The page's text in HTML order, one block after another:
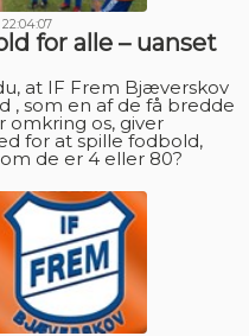
for alle – uanset
at IF Frem Bjæverskov
, som en af de få bredde
omkring os, giver
for at spille fodbold,
de er 4 eller 80?